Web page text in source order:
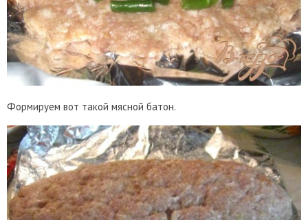
Формируем вот такой мясной батон.